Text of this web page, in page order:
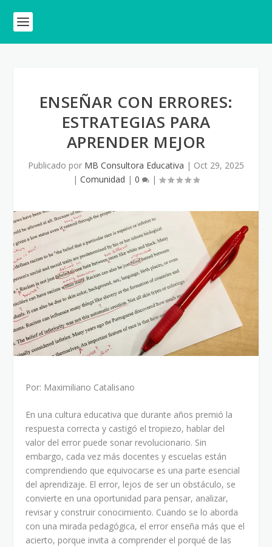
ENSEÑAR CON ERRORES:
ESTRATEGIAS PARA
APRENDER MEJOR
Publicado por MB Consultora Educativa | Oct 29, 2025
| Comunidad | 0 |
Por: Maximiliano Catalisano
En una cultura educativa que durante años premió la
respuesta correcta y castigó el tropiezo, hablar del
valor del error puede sonar revolucionario. Sin
embargo, cada vez más docentes y escuelas están
comprendiendo que equivocarse es una parte esencial
del aprendizaje. El error, lejos de ser un obstáculo, se
convierte en una oportunidad para pensar, analizar,
revisar y construir conocimiento. Cuando se lo aborda
con una mirada pedagógica, el error enseña más que el
acierto, porque invita a comprender el porqué de las